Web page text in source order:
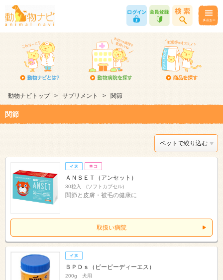
動物ナビトップ > サプリメント > 関節
関節
ペットで絞り込む
ＡＮＳＥＴ（アンセット）
30粒入 (ソフトカプセル)
関節と皮膚・被毛の健康に
取扱い病院
ＢＰＤｓ（ビーピーディーエス）
200g 犬用